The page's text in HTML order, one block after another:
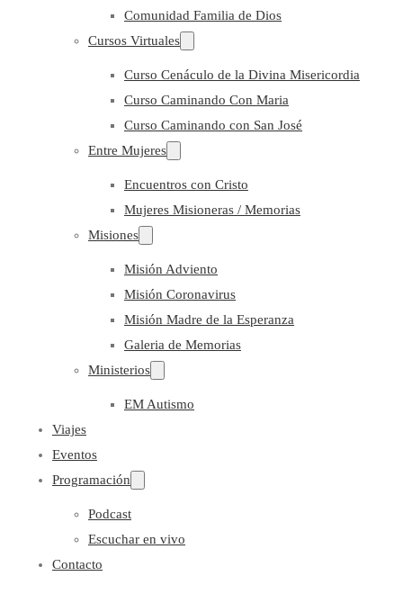
Comunidad Familia de Dios
Cursos Virtuales
Curso Cenáculo de la Divina Misericordia
Curso Caminando Con Maria
Curso Caminando con San José
Entre Mujeres
Encuentros con Cristo
Mujeres Misioneras / Memorias
Misiones
Misión Adviento
Misión Coronavirus
Misión Madre de la Esperanza
Galeria de Memorias
Ministerios
EM Autismo
Viajes
Eventos
Programación
Podcast
Escuchar en vivo
Contacto